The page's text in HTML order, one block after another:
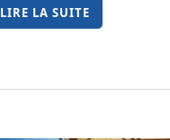
LIRE LA SUITE